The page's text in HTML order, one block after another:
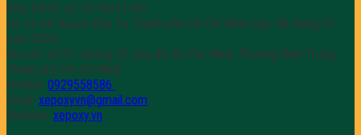
Giấy ĐKKD số: 0318247182
Do Sở kế Hoạch Đầu Tư Thành phố Hồ Chí Minh cấp: 08 tháng 01
năm 2024.
Địa chỉ: số 81, đường 52, khu đô thị Văn Minh, Phường Bình Trưng,
Thành phố Hồ Chí Minh.
Hotline: 0929558586
Email: xepoxyvn@gmail.com
Website: xepoxy.vn